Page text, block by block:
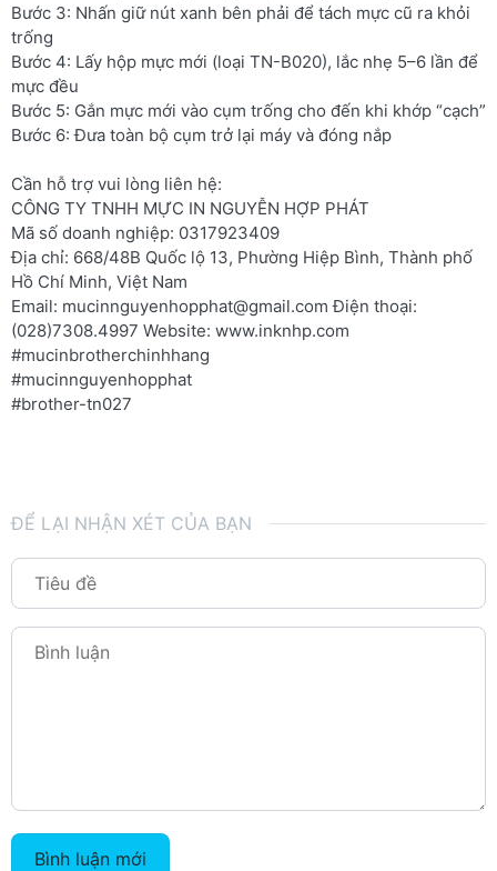
Bước 3: Nhấn giữ nút xanh bên phải để tách mực cũ ra khỏi
trống
Bước 4: Lấy hộp mực mới (loại TN-B020), lắc nhẹ 5–6 lần để
mực đều
Bước 5: Gắn mực mới vào cụm trống cho đến khi khớp “cạch”
Bước 6: Đưa toàn bộ cụm trở lại máy và đóng nắp
Cần hỗ trợ vui lòng liên hệ:
CÔNG TY TNHH MỰC IN NGUYỄN HỢP PHÁT
Mã số doanh nghiệp: 0317923409
Địa chỉ: 668/48B Quốc lộ 13, Phường Hiệp Bình, Thành phố
Hồ Chí Minh, Việt Nam
Email: mucinnguyenhopphat@gmail.com Điện thoại:
(028)7308.4997 Website: www.inknhp.com
#mucinbrotherchinhhang
#mucinnguyenhopphat
#brother-tn027
ĐỂ LẠI NHẬN XÉT CỦA BẠN
Bình luận mới